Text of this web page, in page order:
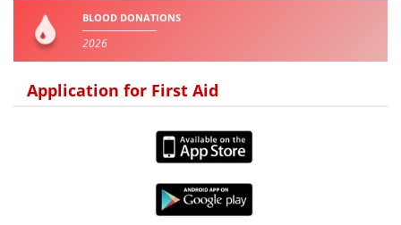
BLOOD DONATIONS
2026
Application for First Aid